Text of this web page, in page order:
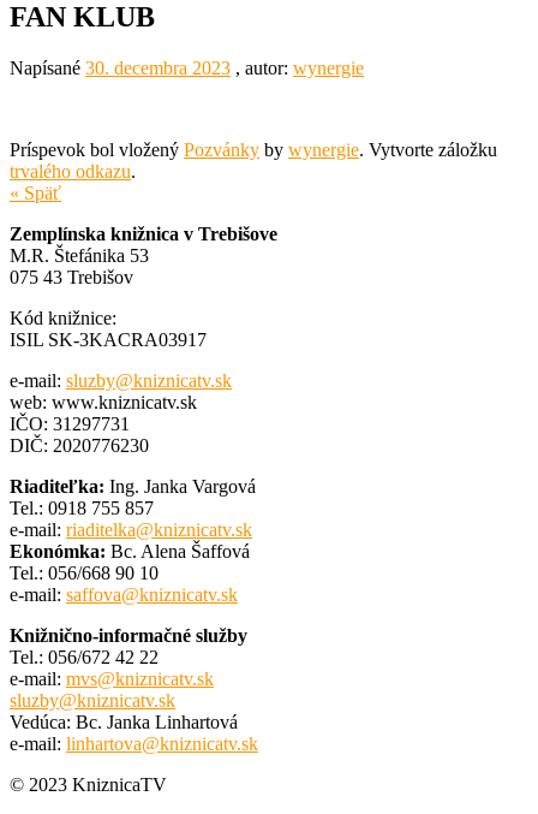
FAN KLUB
Napísané 30. decembra 2023 , autor: wynergie
Príspevok bol vložený Pozvánky by wynergie. Vytvorte záložku
trvalého odkazu.
« Späť
Zemplínska knižnica v Trebišove
M.R. Štefánika 53
075 43 Trebišov
Kód knižnice:
ISIL SK-3KACRA03917
e-mail: sluzby@kniznicatv.sk
web: www.kniznicatv.sk
IČO: 31297731
DIČ: 2020776230
Riaditeľka: Ing. Janka Vargová
Tel.: 0918 755 857
e-mail: riaditelka@kniznicatv.sk
Ekonómka: Bc. Alena Šaffová
Tel.: 056/668 90 10
e-mail: saffova@kniznicatv.sk
Knižnično-informačné služby
Tel.: 056/672 42 22
e-mail: mvs@kniznicatv.sk
sluzby@kniznicatv.sk
Vedúca: Bc. Janka Linhartová
e-mail: linhartova@kniznicatv.sk
© 2023 KniznicaTV